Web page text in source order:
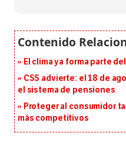
El clima ya forma parte
CSS advierte: el 18 de
el sistema de pensiones
Proteger al consumidor
más competitivos